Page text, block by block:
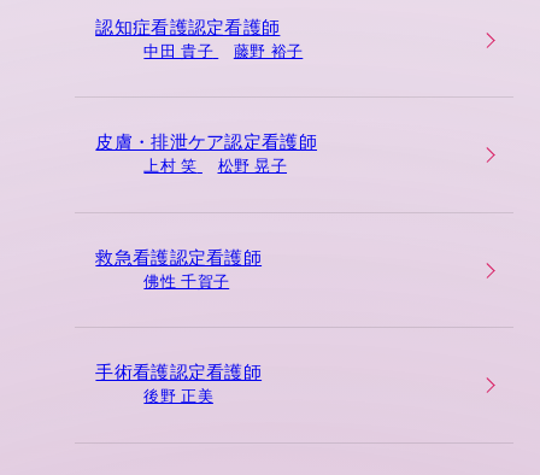
認知症看護認定看護師
中田 貴子 藤野 裕子
皮膚・排泄ケア認定看護師
上村 笑 松野 晃子
救急看護認定看護師
佛性 千賀子
手術看護認定看護師
後野 正美